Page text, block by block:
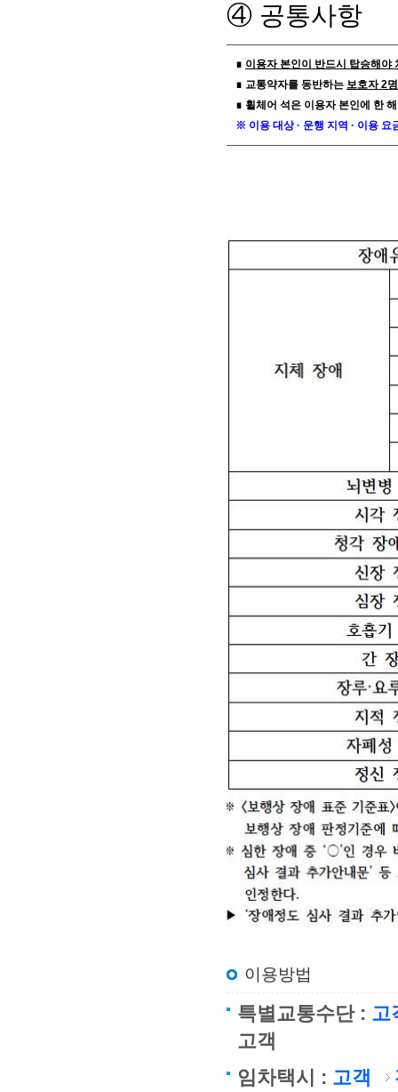
④ 공통사항
∎ 이용자 본인이 반드시 탑승해야
∎ 교통약자를 동반하는 보호자 2
∎ 휠체어 석은 이용자 본인에 한
※ 이용 대상 · 운행 지역 · 이용 요
이용방법
특별교통수단 :
고객
임차택시 : 고객